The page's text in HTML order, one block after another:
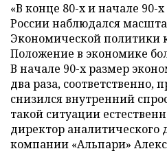
«В конце 80-х и начале 90-
России наблюдался
Экономической политики
Положение в экономике
В начале 90-х размер
два раза, соответственно,
снизился внутренний
такой ситуации
директор аналитического
компании «Альпари»